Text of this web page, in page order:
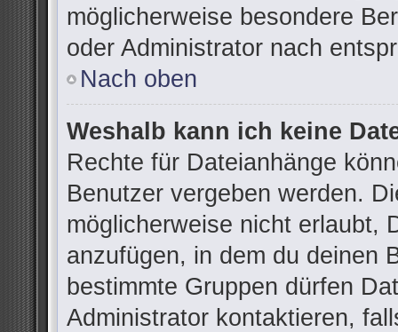
möglicherweise besondere
oder Administrator nach
Nach oben
Weshalb kann ich keine
Rechte für Dateianhänge
Benutzer vergeben werden.
möglicherweise nicht erlaubt,
anzufügen, in dem du deinen
bestimmte Gruppen dürfen
Administrator kontaktieren,